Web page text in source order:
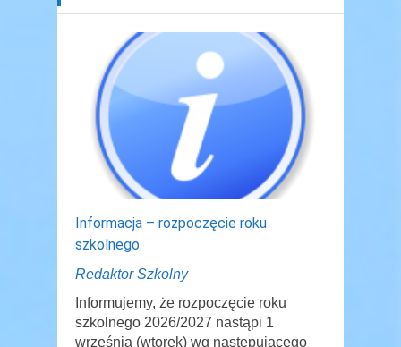
Informacja – rozpoczęcie roku
szkolnego
Redaktor Szkolny
Informujemy, że rozpoczęcie roku
szkolnego 2026/2027 nastąpi 1
września (wtorek) wg następującego